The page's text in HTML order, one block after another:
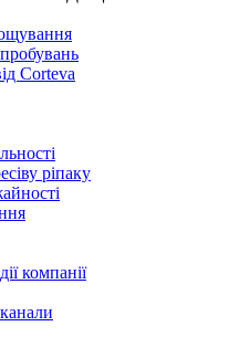
Corteva
ріпаку
компанії